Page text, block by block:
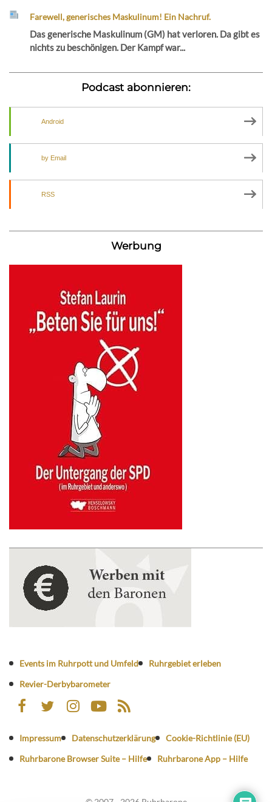
Farewell, generisches Maskulinum! Ein Nachruf.
Das generische Maskulinum (GM) hat verloren. Da gibt es
nichts zu beschönigen. Der Kampf war...
Podcast abonnieren:
Android
by Email
RSS
Werbung
Events im Ruhrpott und Umfeld
Ruhrgebiet erleben
Revier-Derbybarometer
Impressum Datenschutzerklärung
Cookie-Richtlinie (EU)
Ruhrbarone Browser Suite – Hilfe
Ruhrbarone App – Hilfe